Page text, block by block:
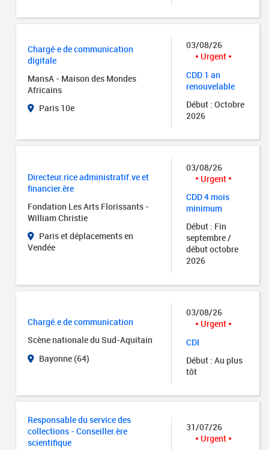
Chargé·e de communication
digitale
MansA - Maison des Mondes
Africains
Paris 10e
03/08/26
Urgent
CDD 1 an
renouvelable
Début : Octobre
2026
Directeur.rice administratif.ve et
financier.ère
Fondation Les Arts Florissants -
William Christie
Paris et déplacements en
Vendée
03/08/26
Urgent
CDD 4 mois
minimum
Début : Fin
septembre /
début octobre
2026
Chargé.e de communication
Scène nationale du Sud-Aquitain
Bayonne (64)
03/08/26
Urgent
CDI
Début : Au plus
tôt
Responsable du service des
collections - Conseiller.ère
scientifique
31/07/26
Urgent